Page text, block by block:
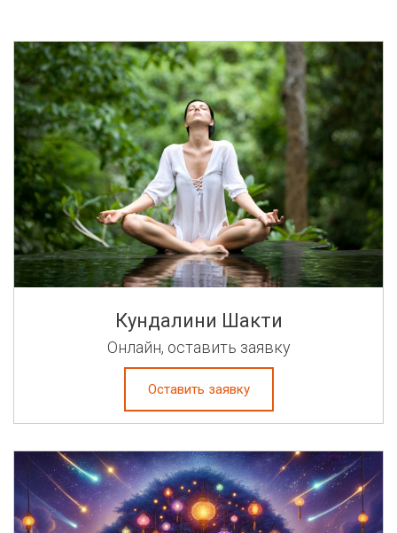
Кундалини Шакти
Онлайн, оставить заявку
Оставить заявку